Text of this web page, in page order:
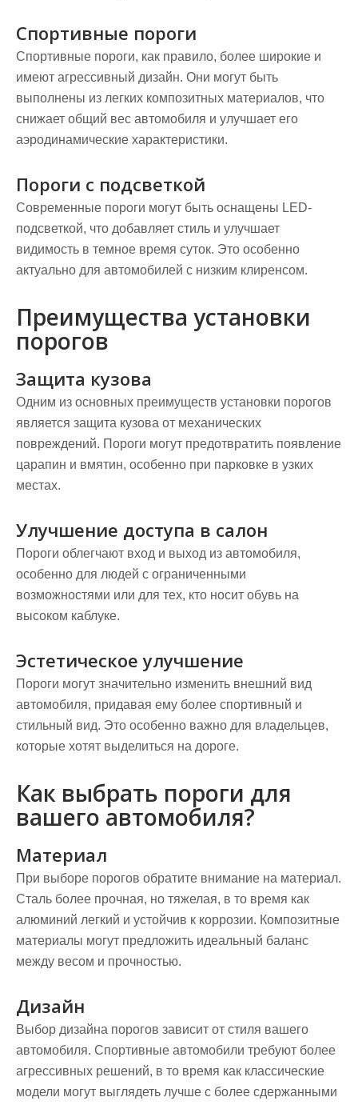
Спортивные пороги
Спортивные пороги, как правило, более широкие и
имеют агрессивный дизайн. Они могут быть
выполнены из легких композитных материалов, что
снижает общий вес автомобиля и улучшает его
аэродинамические характеристики.
Пороги с подсветкой
Современные пороги могут быть оснащены LED-
подсветкой, что добавляет стиль и улучшает
видимость в темное время суток. Это особенно
актуально для автомобилей с низким клиренсом.
Преимущества установки
порогов
Защита кузова
Одним из основных преимуществ установки порогов
является защита кузова от механических
повреждений. Пороги могут предотвратить появление
царапин и вмятин, особенно при парковке в узких
местах.
Улучшение доступа в салон
Пороги облегчают вход и выход из автомобиля,
особенно для людей с ограниченными
возможностями или для тех, кто носит обувь на
высоком каблуке.
Эстетическое улучшение
Пороги могут значительно изменить внешний вид
автомобиля, придавая ему более спортивный и
стильный вид. Это особенно важно для владельцев,
которые хотят выделиться на дороге.
Как выбрать пороги для
вашего автомобиля?
Материал
При выборе порогов обратите внимание на материал.
Сталь более прочная, но тяжелая, в то время как
алюминий легкий и устойчив к коррозии. Композитные
материалы могут предложить идеальный баланс
между весом и прочностью.
Дизайн
Выбор дизайна порогов зависит от стиля вашего
автомобиля. Спортивные автомобили требуют более
агрессивных решений, в то время как классические
модели могут выглядеть лучше с более сдержанными